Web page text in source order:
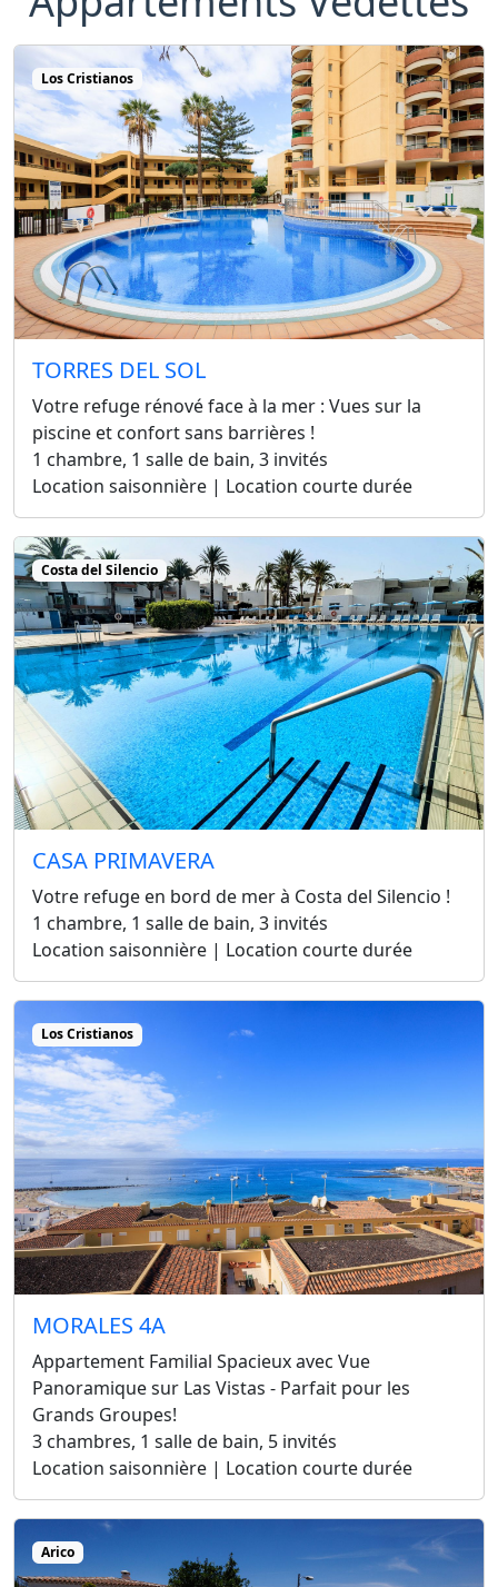
Los Cristianos
TORRES DEL SOL
Votre refuge rénové face à la mer : Vues sur la
piscine et confort sans barrières !
1 chambre, 1 salle de bain, 3 invités
Location saisonnière | Location courte durée
Costa del Silencio
CASA PRIMAVERA
Votre refuge en bord de mer à Costa del Silencio !
1 chambre, 1 salle de bain, 3 invités
Location saisonnière | Location courte durée
Los Cristianos
MORALES 4A
Appartement Familial Spacieux avec Vue
Panoramique sur Las Vistas - Parfait pour les
Grands Groupes!
3 chambres, 1 salle de bain, 5 invités
Location saisonnière | Location courte durée
Arico